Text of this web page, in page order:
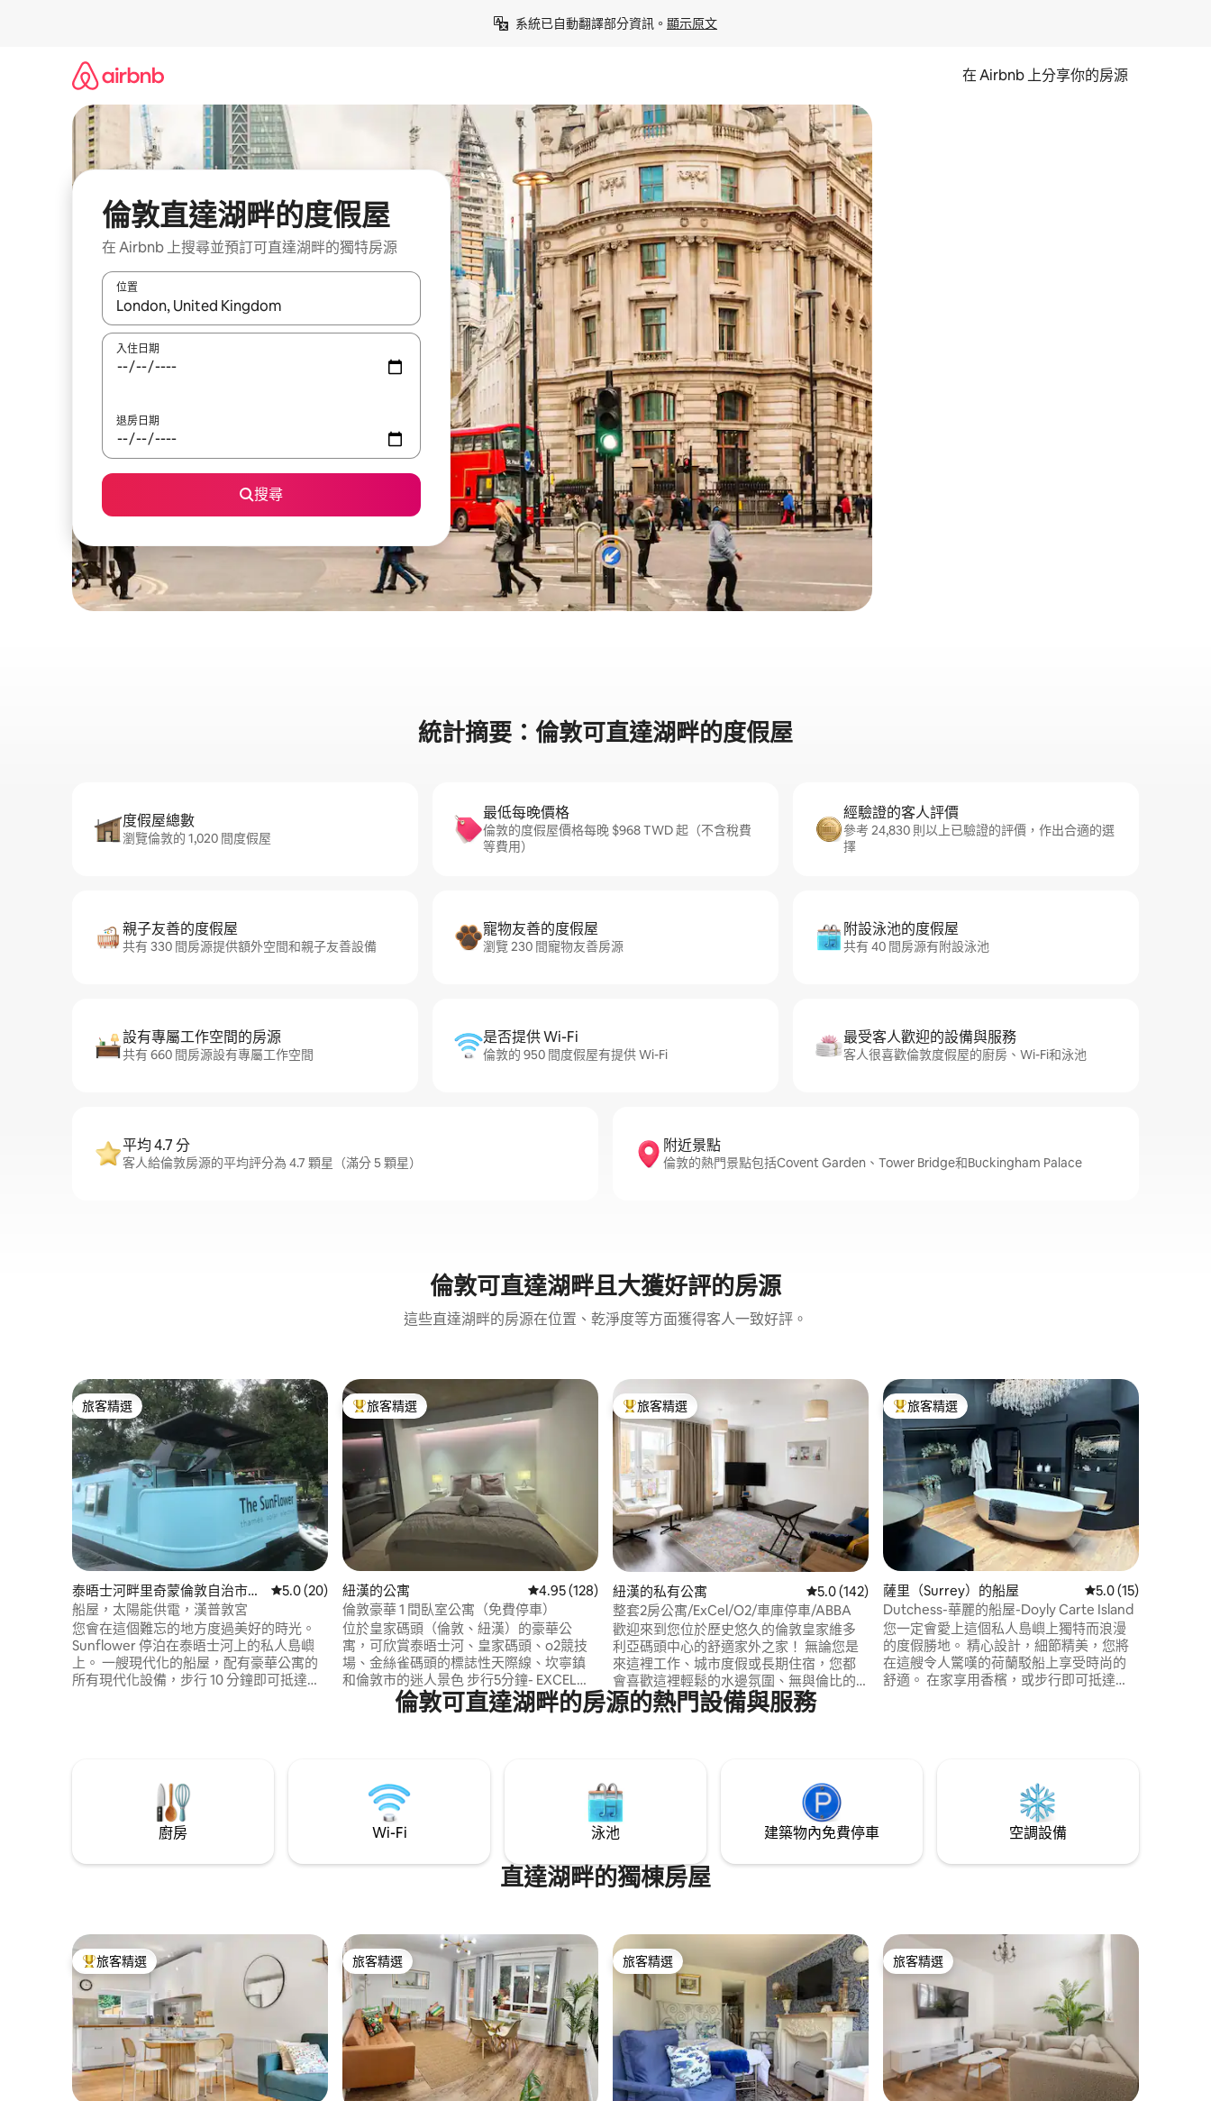
系統已自動翻譯部分資訊。 顯示原文
在 Airbnb 上分享你的房源
倫敦直達湖畔的度假屋
在 Airbnb 上搜尋並預訂可直達湖畔的獨特房源
位置
如有搜尋結果，瀏覽內容時請使用上下箭頭，或輕點、滑動裝置。
入住日期
退房日期
搜尋
統計摘要：倫敦可直達湖畔的度假屋
度假屋總數
瀏覽倫敦的 1,020 間度假屋
最低每晚價格
倫敦的度假屋價格每晚 $968 TWD 起（不含稅費
等費用）
經驗證的客人評價
參考 24,830 則以上已驗證的評價，作出合適的選
擇
親子友善的度假屋
共有 330 間房源提供額外空間和親子友善設備
寵物友善的度假屋
瀏覽 230 間寵物友善房源
附設泳池的度假屋
共有 40 間房源有附設泳池
設有專屬工作空間的房源
共有 660 間房源設有專屬工作空間
是否提供 Wi-Fi
倫敦的 950 間度假屋有提供 Wi-Fi
最受客人歡迎的設備與服務
客人很喜歡倫敦度假屋的廚房、Wi-Fi和泳池
平均 4.7 分
客人給倫敦房源的平均評分為 4.7 顆星（滿分 5 顆星）
附近景點
倫敦的熱門景點包括Covent Garden、Tower Bridge和Buckingham Palace
倫敦可直達湖畔且大獲好評的房源
這些直達湖畔的房源在位置、乾淨度等方面獲得客人一致好評。
旅客精選
旅客精選
泰晤士河畔里奇蒙倫敦自治市的
船
從 20 則評價中獲得 5.0 的平均評分（滿分 5 分）
5.0 (20)
船屋，太陽能供電，漢普敦宮
您會在這個難忘的地方度過美好的時光。
Sunflower 停泊在泰晤士河上的私人島嶼
上。 一艘現代化的船屋，配有豪華公寓的
所有現代化設備，步行 10 分鐘即可抵達漢
爐供暖、步入式淋浴間、浴缸、大型加大
旅客精選榜首
旅客精選
紐漢的公寓 從 128 則評價中獲得 4.95 的平均評分（滿分 5 分）
4.95 (128)
倫敦豪華 1 間臥室公寓（免費停車）
位於皇家碼頭（倫敦、紐漢）的豪華公
寓，可欣賞泰晤士河、皇家碼頭、o2競技
場、金絲雀碼頭的標誌性天際線、坎寧鎮
和倫敦市的迷人景色 步行5分鐘- EXCEL
LONDON 步行1分鐘-前往格林威治O2的
IFS雲纜車 步行5分鐘- 8分鐘即可抵達倫敦
利亞DLR站 城市機場- 7分鐘 當然，前往整
個倫敦都很方便
旅客精選榜首
旅客精選
紐漢的私有公寓 從 142 則評價中獲得 5.0 的平均評分（滿分 5 分）
5.0 (142)
整套2房公寓/ExCel/O2/車庫停車/ABBA
歡迎來到您位於歷史悠久的倫敦皇家維多
利亞碼頭中心的舒適家外之家！ 無論您是
來這裡工作、城市度假或長期住宿，您都
會喜歡這裡輕鬆的水邊氛圍、無與倫比的
位置和超級安靜的街區。 這間明亮現代的
公寓是探索倫敦的完美基地，或是舒適放
程。
旅客精選榜首
旅客精選
薩里（Surrey）的船屋 從 15 則評價中獲得
5.0 (15)
Dutchess-華麗的船屋-Doyly Carte Island
您一定會愛上這個私人島嶼上獨特而浪漫
的度假勝地。 精心設計，細節精美，您將
在這艘令人驚嘆的荷蘭駁船上享受時尚的
舒適。 在家享用香檳，或步行即可抵達
倫敦可直達湖畔的房源的熱門設備與服務
廚房 Wi-Fi 泳池 建築物內免費停車 空調設備
直達湖畔的獨棟房屋
旅客精選榜首
旅客精選 旅客精選
旅客精選 旅客精選
旅客精選 旅客精選
旅客精選